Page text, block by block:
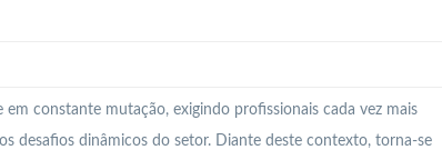
constante mutação, exigindo profissionais cada vez mais
desafios dinâmicos do setor. Diante deste contexto, torna-se